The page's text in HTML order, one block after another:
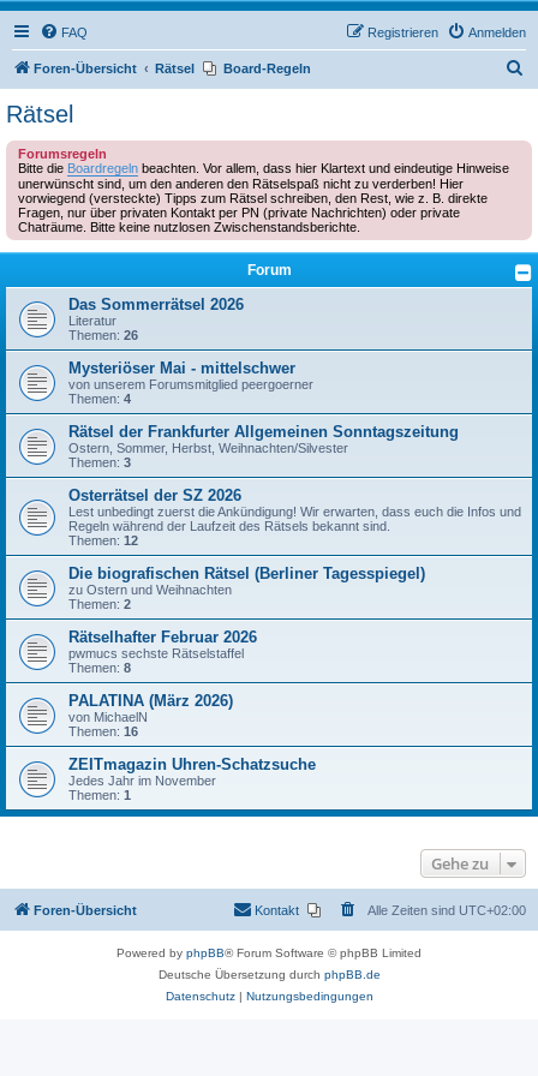
FAQ Anmelden
Registrieren
Foren-Übersicht Rätsel Board-Regeln
Rätsel
Forumsregeln
Bitte die Boardregeln beachten. Vor allem, dass hier Klartext und eindeutige Hinweise
unerwünscht sind, um den anderen den Rätselspaß nicht zu verderben! Hier
vorwiegend (versteckte) Tipps zum Rätsel schreiben, den Rest, wie z. B. direkte
Fragen, nur über privaten Kontakt per PN (private Nachrichten) oder private
Chaträume. Bitte keine nutzlosen Zwischenstandsberichte.
Forum
Das Sommerrätsel 2026
Literatur
Themen: 26
Mysteriöser Mai - mittelschwer
von unserem Forumsmitglied peergoerner
Themen: 4
Rätsel der Frankfurter Allgemeinen Sonntagszeitung
Ostern, Sommer, Herbst, Weihnachten/Silvester
Themen: 3
Osterrätsel der SZ 2026
Lest unbedingt zuerst die Ankündigung! Wir erwarten, dass euch die Infos und
Regeln während der Laufzeit des Rätsels bekannt sind.
Themen: 12
Die biografischen Rätsel (Berliner Tagesspiegel)
zu Ostern und Weihnachten
Themen: 2
Rätselhafter Februar 2026
pwmucs sechste Rätselstaffel
Themen: 8
PALATINA (März 2026)
von MichaelN
Themen: 16
ZEITmagazin Uhren-Schatzsuche
Jedes Jahr im November
Themen: 1
Gehe zu
Foren-Übersicht Alle Zeiten sind UTC+02:00
Kontakt
Powered by phpBB® Forum Software © phpBB Limited
Deutsche Übersetzung durch phpBB.de
Datenschutz| Nutzungsbedingungen